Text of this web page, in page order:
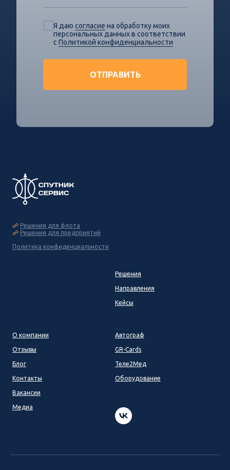
Я даю согласие на обработку моих
персональных данных в соответствии
с Политикой конфиденциальности
ОТПРАВИТЬ
☍ Решения для флота
☍ Решения для предприятий
Политика конфиденциальности
Решения
Направления
Кейсы
О компании
Отзывы
Блог
Контакты
Вакансии
Медиа
Автограф
GR-Cards
Теле2Мед
Оборудование